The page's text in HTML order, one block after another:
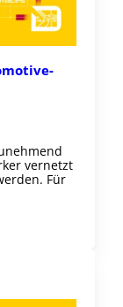
vernetzt
Für